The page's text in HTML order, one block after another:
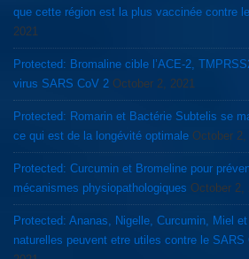
que cette région est la plus vaccinée contre
2021
Protected: Bromaline cible l’ACE-2,
virus SARS CoV 2 October 2, 2021
Protected: Romarin et Bactérie Subtelis se
ce qui est de la longévité optimale October 2,
Protected: Curcumin et Bromeline pour
mécanismes physiopathologiques October 2,
Protected: Ananas, Nigelle, Curcumin, Miel
naturelles peuvent etre utiles contre le SARS